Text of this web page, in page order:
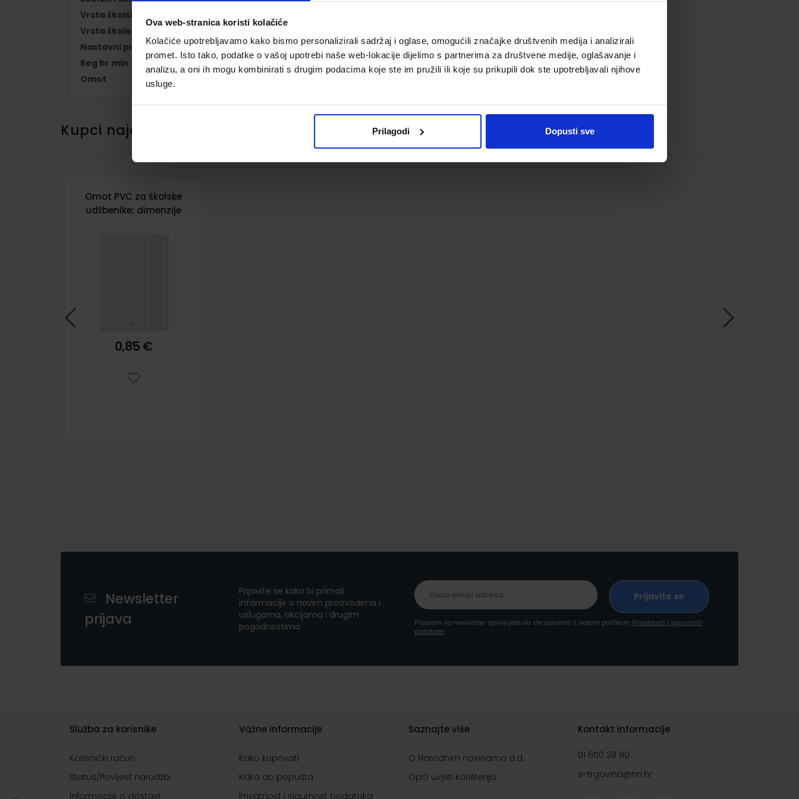
Ova web-stranica koristi kolačiće
Kolačiće upotrebljavamo kako bismo personalizirali sadržaj i oglase, omogućili značajke društvenih medija i analizirali
promet. Isto tako, podatke o vašoj upotrebi naše web-lokacije dijelimo s partnerima za društvene medije, oglašavanje i
analizu, a oni ih mogu kombinirati s drugim podacima koje ste im pružili ili koje su prikupili dok ste upotrebljavali njihove
usluge.
Prilagodi Dopusti sve
Vrsta školske knjige
Vrsta škole
Nastavni predmet
ENGLESKI JEZIK
Reg br min
7429
Omot
Kupci najčešće biraju..
Omot PVC za školske
udžbenike; dimenzije
0,85 €
Newsletter
prijava
Prijavite se kako bi primali
informacije o novim proizvodima i
uslugama, akcijama i drugim
pogodnostima
Prijavom na newsletter izjavljujete da ste upoznati s našom politikom Privatnosti i sigurnosti
podataka
Služba za korisnike
Korisnički račun
Status/Povijest narudžbi
Informacije o dostavi
Važne informacije
Kako kupovati
Kako do popusta
Privatnost i sigurnost podataka
Saznajte više
O Narodnim novinama d.d.
Opći uvjeti korištenja
Kontakt informacije
01 650 28 80
e-trgovina@nn.hr